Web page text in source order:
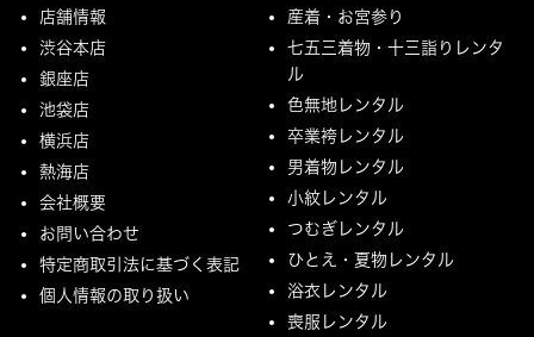
店舗情報
渋谷本店
銀座店
池袋店
横浜店
熱海店
会社概要
お問い合わせ
特定商取引法に基づく表記
個人情報の取り扱い
産着・お宮参り
七五三着物・十三詣りレンタ
ル
色無地レンタル
卒業袴レンタル
男着物レンタル
小紋レンタル
つむぎレンタル
ひとえ・夏物レンタル
浴衣レンタル
喪服レンタル